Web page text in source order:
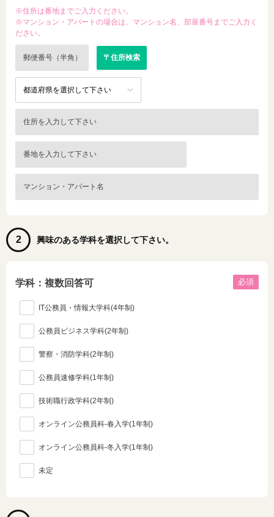
※住所は番地までご入力ください。
※マンション・アパートの場合は、マンション名、部屋番号までご入力く
ださい。
2 興味のある学科を選択して下さい。
学科：複数回答可 必須
IT公務員・情報大学科(4年制)
公務員ビジネス学科(2年制)
警察・消防学科(2年制)
公務員速修学科(1年制)
技術職行政学科(2年制)
オンライン公務員科-春入学(1年制)
オンライン公務員科-冬入学(1年制)
未定